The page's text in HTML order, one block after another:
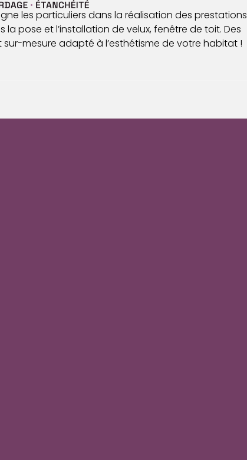
les particuliers dans la réalisation des prestations
pose et l’installation de velux, fenêtre de toit. Des
mesure adapté à l’esthétisme de votre habitat !